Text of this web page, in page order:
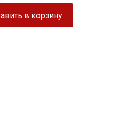
в корзину